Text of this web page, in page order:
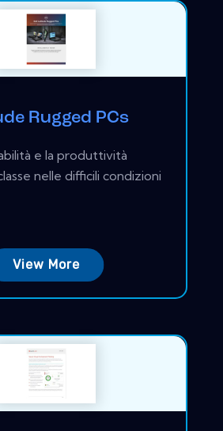
Rugged PCs
e la produttività
nelle difficili condizioni
View More